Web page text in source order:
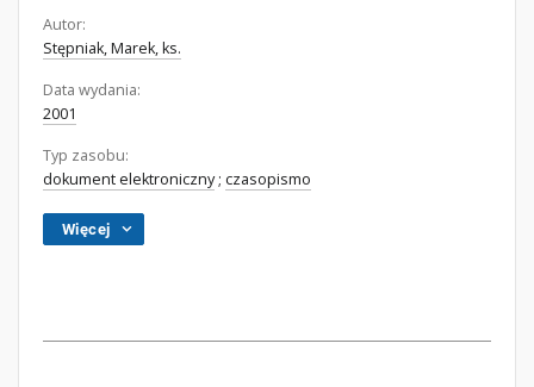
Autor:
Stępniak, Marek, ks.
Data wydania:
2001
Typ zasobu:
dokument elektroniczny; czasopismo
Więcej